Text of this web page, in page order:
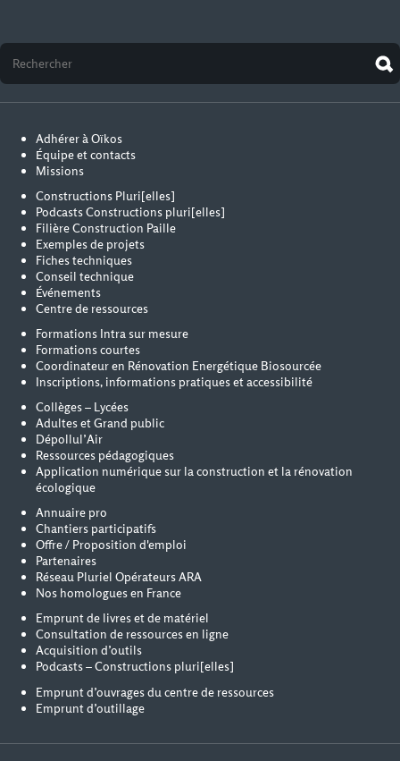
Adhérer à Oïkos
Équipe et contacts
Missions
Constructions Pluri[elles]
Podcasts Constructions pluri[elles]
Filière Construction Paille
Exemples de projets
Fiches techniques
Conseil technique
Événements
Centre de ressources
Formations Intra sur mesure
Formations courtes
Coordinateur en Rénovation Energétique Biosourcée
Inscriptions, informations pratiques et accessibilité
Collèges – Lycées
Adultes et Grand public
Dépollul’Air
Ressources pédagogiques
Application numérique sur la construction et la rénovation
écologique
Annuaire pro
Chantiers participatifs
Offre / Proposition d'emploi
Partenaires
Réseau Pluriel Opérateurs ARA
Nos homologues en France
Emprunt de livres et de matériel
Consultation de ressources en ligne
Acquisition d’outils
Podcasts – Constructions pluri[elles]
Emprunt d’ouvrages du centre de ressources
Emprunt d’outillage